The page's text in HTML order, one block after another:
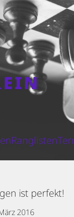
Ranglisten
ist perfekt!
2016